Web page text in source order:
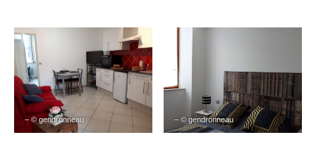
– © gendronneau – © gendronneau